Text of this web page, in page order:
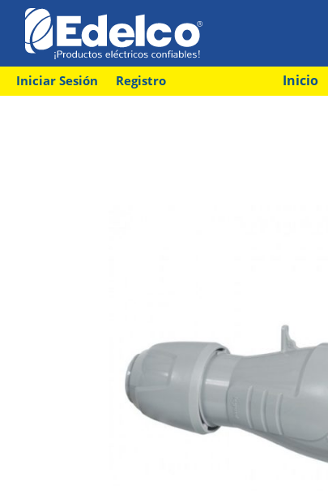
Iniciar Sesión Registro Inicio